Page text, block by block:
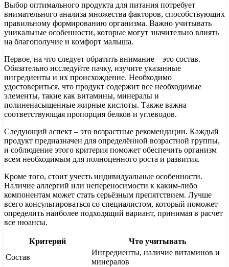
Выбор оптимального продукта для питания потребует
внимательного анализа множества факторов, способствующих
правильному формированию организма. Важно учитывать
уникальные особенности, которые могут значительно влиять
на благополучие и комфорт малыша.
Первое, на что следует обратить внимание – это состав.
Обязательно исследуйте пачку, изучите указанные
ингредиенты и их происхождение. Необходимо
удостовериться, что продукт содержит все необходимые
элементы, такие как витамины, минералы и
полиненасыщенные жирные кислоты. Также важна
соответствующая пропорция белков и углеводов.
Следующий аспект – это возрастные рекомендации. Каждый
продукт предназначен для определённой возрастной группы,
и соблюдение этого критерия поможет обеспечить организм
всем необходимым для полноценного роста и развития.
Кроме того, стоит учесть индивидуальные особенности.
Наличие аллергий или непереносимости к каким-либо
компонентам может стать серьёзным препятствием. Лучше
всего консультироваться со специалистом, который поможет
определить наиболее подходящий вариант, принимая в расчет
все нюансы.
Критерий
Что учитывать
Состав
Ингредиенты, наличие витаминов и
минералов